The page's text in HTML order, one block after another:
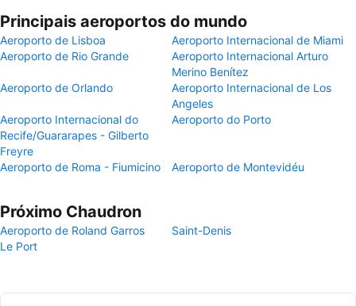
Principais aeroportos do mundo
Aeroporto de Lisboa
Aeroporto Internacional de Miami
Aeroporto de Rio Grande
Aeroporto Internacional Arturo
Merino Benítez
Aeroporto de Orlando
Aeroporto Internacional de Los
Angeles
Aeroporto Internacional do
Recife/Guararapes - Gilberto
Freyre
Aeroporto do Porto
Aeroporto de Roma - Fiumicino Aeroporto de Montevidéu
Próximo Chaudron
Aeroporto de Roland Garros
Saint-Denis
Le Port